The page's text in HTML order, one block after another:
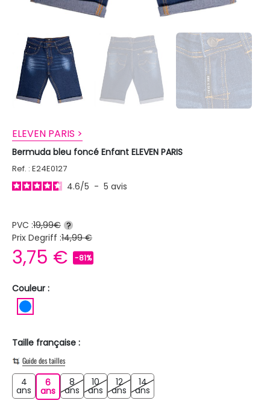
ELEVEN PARIS >
Bermuda bleu foncé Enfant ELEVEN PARIS
Ref. : E24E0127
4.6/5 - 5 avis
PVC :19,99€ ?
Prix Degriff :14,99 €
3,75 € -81%
Couleur :
Taille française :
Guide des tailles
4
ans 4 ans
6
ans6 ans
8
ans 8 ans
10
ans 10 ans
12
ans 12 ans
14
ans